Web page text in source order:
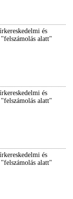
és
alatt"
és
alatt"
és
alatt"